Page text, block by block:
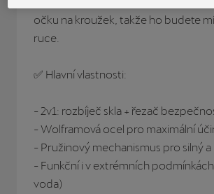
očku na kroužek, takže ho budete
ruce.
✅ Hlavní vlastnosti:
- 2v1: rozbíječ skla + řezač
- Wolframová ocel pro maximální
- Pružinový mechanismus pro silný
- Funkční i v extrémních podmínkách
voda)